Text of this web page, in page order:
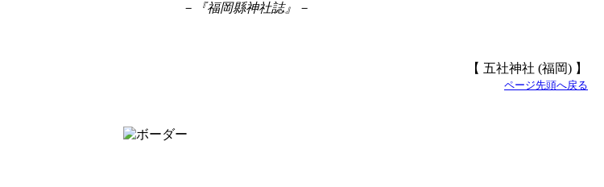
－『福岡縣神社誌』－
【 五社神社 (福岡) 】
ページ先頭へ戻る